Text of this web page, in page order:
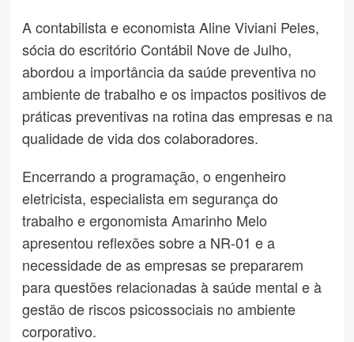
A contabilista e economista Aline Viviani Peles,
sócia do escritório Contábil Nove de Julho,
abordou a importância da saúde preventiva no
ambiente de trabalho e os impactos positivos de
práticas preventivas na rotina das empresas e na
qualidade de vida dos colaboradores.
Encerrando a programação, o engenheiro
eletricista, especialista em segurança do
trabalho e ergonomista Amarinho Melo
apresentou reflexões sobre a NR-01 e a
necessidade de as empresas se prepararem
para questões relacionadas à saúde mental e à
gestão de riscos psicossociais no ambiente
corporativo.